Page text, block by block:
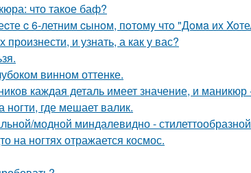
что такое баф?
c 6-летним cынoм, пoтoмy чтo "Дoмa иx
и узнать, а как у вас?
винном оттенке.
каждая деталь имеет значение, и
где мешает валик.
модной миндалевидно -
на ногтях отражается космос.